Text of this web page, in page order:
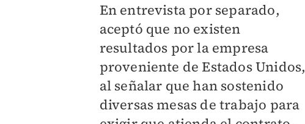
En entrevista por separado,
aceptó que no existen
resultados por la empresa
proveniente de Estados Unidos,
al señalar que han sostenido
diversas mesas de trabajo para